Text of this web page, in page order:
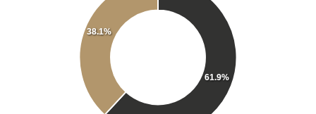
61.9%
38.1%